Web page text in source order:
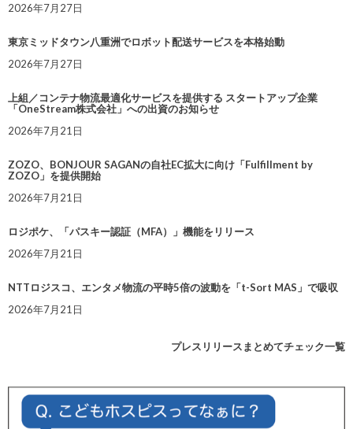
2026年7月27日
東京ミッドタウン八重洲でロボット配送サービスを本格始動
2026年7月27日
上組／コンテナ物流最適化サービスを提供する スタートアップ企業
「OneStream株式会社」への出資のお知らせ
2026年7月21日
ZOZO、BONJOUR SAGANの自社EC拡大に向け「Fulfillment by
ZOZO」を提供開始
2026年7月21日
ロジポケ、「パスキー認証（MFA）」機能をリリース
2026年7月21日
NTTロジスコ、エンタメ物流の平時5倍の波動を「t-Sort MAS」で吸収
2026年7月21日
プレスリリースまとめてチェック一覧